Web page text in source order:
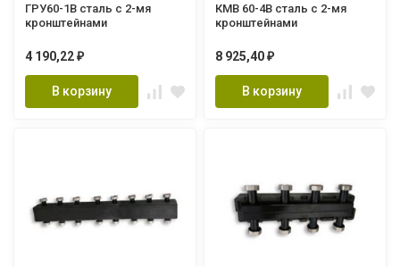
ГРУ60-1В сталь с 2-мя
кронштейнами
4 190,22 ₽
В корзину
КМВ 60-4В сталь с 2-мя
кронштейнами
8 925,40 ₽
В корзину